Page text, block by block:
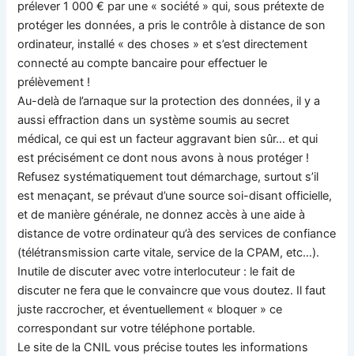
prélever 1 000 € par une « société » qui, sous prétexte de
protéger les données, a pris le contrôle à distance de son
ordinateur, installé « des choses » et s’est directement
connecté au compte bancaire pour effectuer le
prélèvement !
Au-delà de l’arnaque sur la protection des données, il y a
aussi effraction dans un système soumis au secret
médical, ce qui est un facteur aggravant bien sûr… et qui
est précisément ce dont nous avons à nous protéger !
Refusez systématiquement tout démarchage, surtout s’il
est menaçant, se prévaut d’une source soi-disant officielle,
et de manière générale, ne donnez accès à une aide à
distance de votre ordinateur qu’à des services de confiance
(télétransmission carte vitale, service de la CPAM, etc…).
Inutile de discuter avec votre interlocuteur : le fait de
discuter ne fera que le convaincre que vous doutez. Il faut
juste raccrocher, et éventuellement « bloquer » ce
correspondant sur votre téléphone portable.
Le site de la CNIL vous précise toutes les informations